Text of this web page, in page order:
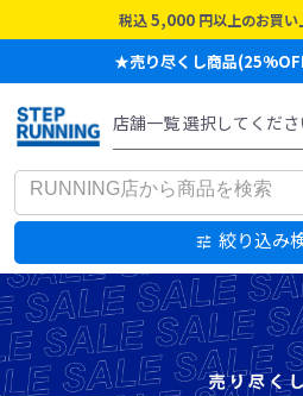
税込 5,000 円以上のお買い
★売り尽くし商品
絞り込み